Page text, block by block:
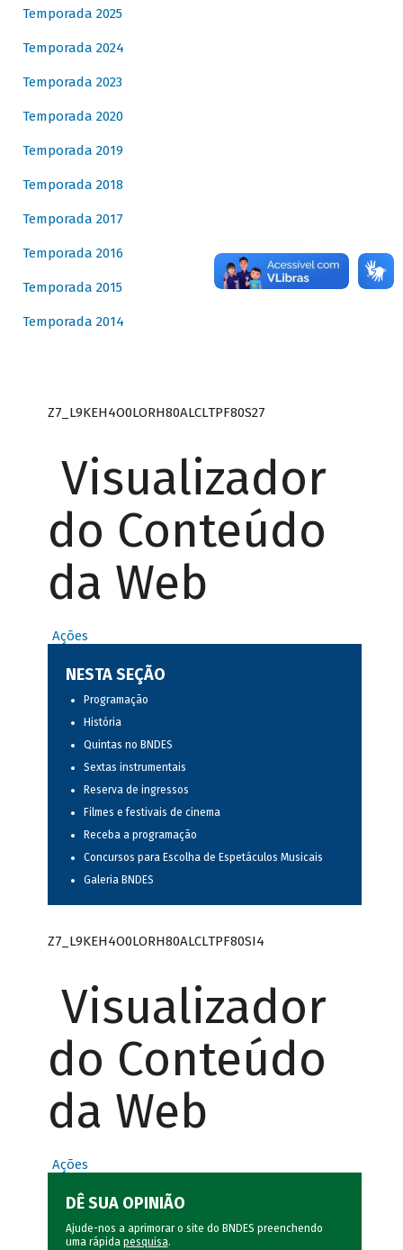
Temporada 2025
Temporada 2024
Temporada 2023
Temporada 2020
Temporada 2019
Temporada 2018
Temporada 2017
Temporada 2016
Temporada 2015
Temporada 2014
Z7_L9KEH4O0LORH80ALCLTPF80S27
Visualizador
do Conteúdo
da Web
Ações
NESTA SEÇÃO
Programação
História
Quintas no BNDES
Sextas instrumentais
Reserva de ingressos
Filmes e festivais de cinema
Receba a programação
Concursos para Escolha de Espetáculos Musicais
Galeria BNDES
Z7_L9KEH4O0LORH80ALCLTPF80SI4
Visualizador
do Conteúdo
da Web
Ações
DÊ SUA OPINIÃO
Ajude-nos a aprimorar o site do BNDES preenchendo
uma rápida pesquisa.